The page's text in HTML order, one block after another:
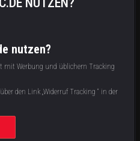
)
extras/o2-tv/
nutzen?
mit Werbung und üblichem Tracking
den Link „Widerruf Tracking “ in der